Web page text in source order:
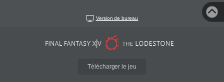
Version de bureau
Télécharger le jeu